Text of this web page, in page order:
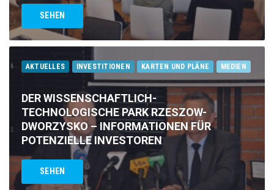
SEHEN
AKTUELLES INVESTITIONEN KARTEN UND PLÄNE MEDIEN
DER WISSENSCHAFTLICH-
TECHNOLOGISCHE PARK RZESZOW-
DWORZYSKO – INFORMATIONEN FÜR
POTENZIELLE INVESTOREN
SEHEN